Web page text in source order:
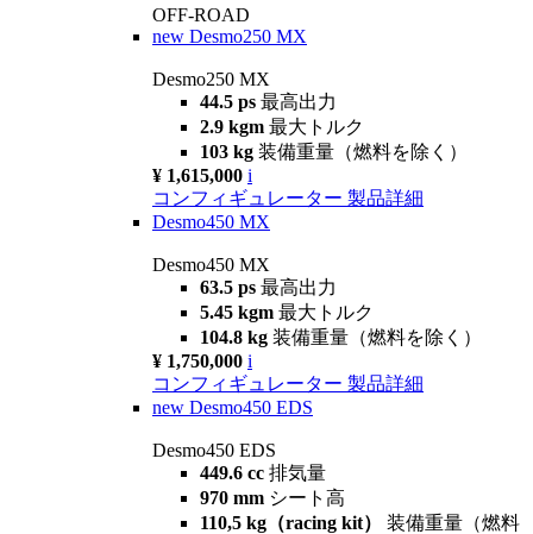
OFF-ROAD
new Desmo250 MX
Desmo250 MX
44.5 ps 最高出力
2.9 kgm 最大トルク
103 kg 装備重量（燃料を除く）
¥ 1,615,000 i
コンフィギュレーター 製品詳細
Desmo450 MX
Desmo450 MX
63.5 ps 最高出力
5.45 kgm 最大トルク
104.8 kg 装備重量（燃料を除く）
¥ 1,750,000 i
コンフィギュレーター 製品詳細
new Desmo450 EDS
Desmo450 EDS
449.6 cc 排気量
970 mm シート高
110,5 kg（racing kit） 装備重量（燃料